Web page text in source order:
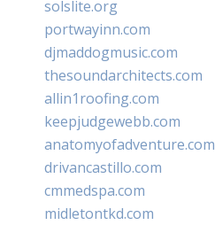
solslite.org
portwayinn.com
djmaddogmusic.com
thesoundarchitects.com
allin1roofing.com
keepjudgewebb.com
anatomyofadventure.com
drivancastillo.com
cmmedspa.com
midletontkd.com